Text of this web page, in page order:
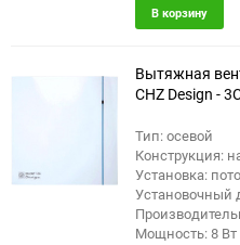
В корзину
Вытяжная
CHZ Design -
Тип: осевой
Конструкция:
Установка:
Установочный
Мощность: 8 Вт